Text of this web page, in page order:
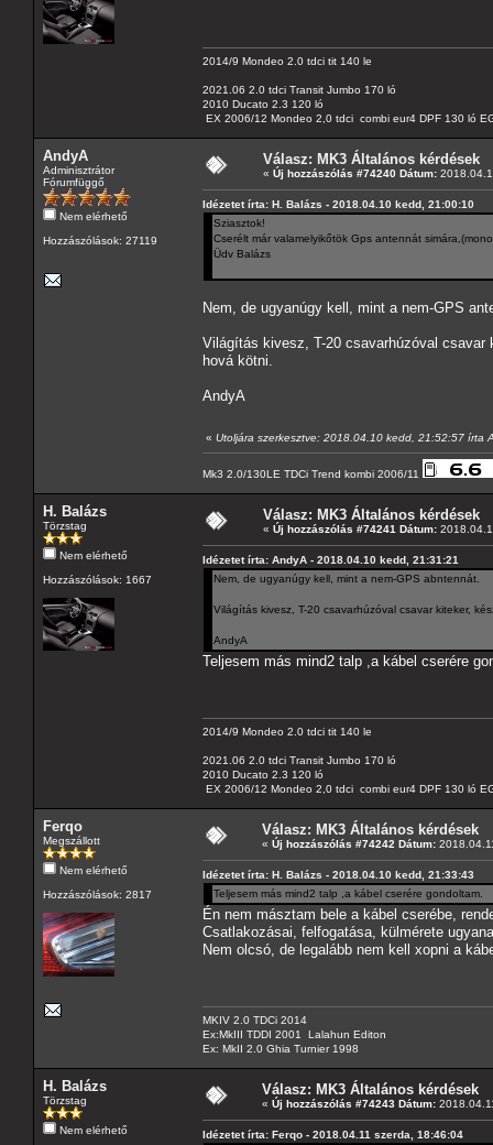
2014/9 Mondeo 2.0 tdci tit 140 le
2021.06 2.0 tdci Transit Jumbo 170 ló
2010 Ducato 2.3 120 ló
EX 2006/12 Mondeo 2,0 tdci combi eur4 DPF 130 ló
AndyA
Adminisztrátor
Fórumfüggő
Nem elérhető
Hozzászólások: 27119
Válasz: MK3 Általános kérdések
« Új hozzászólás #74240 Dátum:
Idézetet írta: H. Balázs - 2018.04.10 kedd, 21:00:10
Sziasztok!
Cserélt már valamelyikőtök Gps antennát
Üdv Balázs
Nem, de ugyanúgy kell, mint a nem-GPS
Világítás kivesz, T-20 csavarhúzóval
hová kötni.
AndyA
« Utoljára szerkesztve: 2018.04.10 kedd, 21:52:57 írta
Mk3 2.0/130LE TDCi Trend kombi 2006/11
H. Balázs
Törzstag
Nem elérhető
Hozzászólások: 1667
Válasz: MK3 Általános kérdések
« Új hozzászólás #74241 Dátum:
Idézetet írta: AndyA - 2018.04.10 kedd, 21:31:21
Nem, de ugyanúgy kell, mint a nem-GPS abntennát.
Világítás kivesz, T-20 csavarhúzóval csavar kiteker,
AndyA
Teljesem más mind2 talp ,a kábel cserére
2014/9 Mondeo 2.0 tdci tit 140 le
2021.06 2.0 tdci Transit Jumbo 170 ló
2010 Ducato 2.3 120 ló
EX 2006/12 Mondeo 2,0 tdci combi eur4 DPF 130 ló
Ferqo
Megszállott
Nem elérhető
Hozzászólások: 2817
Válasz: MK3 Általános kérdések
« Új hozzászólás #74242 Dátum:
Idézetet írta: H. Balázs - 2018.04.10 kedd, 21:33:43
Teljesem más mind2 talp ,a kábel cserére gondoltam.
Én nem másztam bele a kábel cserébe,
Csatlakozásai, felfogatása, külmérete
Nem olcsó, de legalább nem kell xopni a
MKIV 2.0 TDCi 2014
Ex:MkIII TDDI 2001 Lalahun Editon
Ex: MkII 2.0 Ghia Turnier 1998
H. Balázs
Törzstag
Nem elérhető
Válasz: MK3 Általános kérdések
« Új hozzászólás #74243 Dátum:
Idézetet írta: Ferqo - 2018.04.11 szerda, 18:46:04